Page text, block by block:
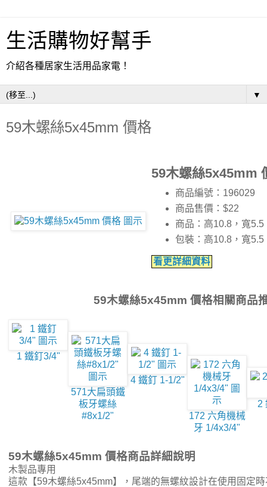
生活購物好幫手
介紹各種居家生活用品家電！
▼
59木螺絲5x45mm 價格
59木螺絲5x45mm
商品編號：196029
商品售價：$22
商品：高10.8，寬
包裝：高10.8，寬
看更詳細資料
59木螺絲5x45mm 價格相關商品
1 鐵釘3/4"
571大扁頭鐵
板牙螺絲
#8x1/2"
4 鐵釘 1-1/2"
172 六角機械
牙 1/4x3/4"
2
59木螺絲5x45mm 價格商品詳細說明
木製品專用
這款【59木螺絲5x45mm】，尾端的無螺紋設計在使用固定